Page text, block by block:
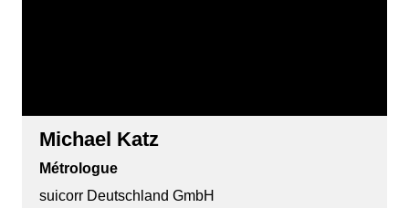
Michael Katz
Métrologue
suicorr Deutschland GmbH